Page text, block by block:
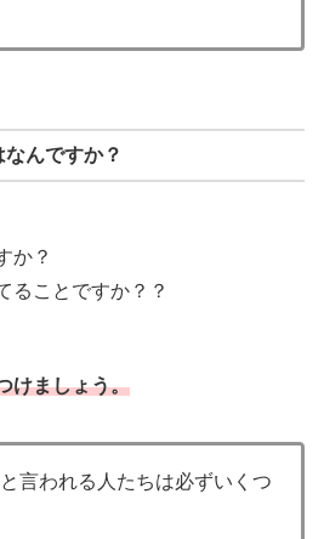
んですか？
か？
ることですか？？
けましょう。
言われる人たちは必ずいくつ